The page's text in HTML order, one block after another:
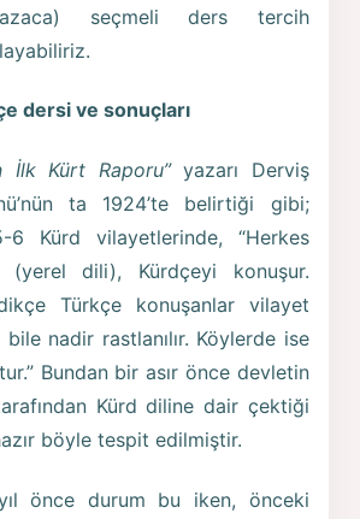
Zazaca) seçmeli ders tercih
dersi ve sonuçları
İlk Kürt Raporu”yazarı Derviş
ta 1924’te belirtiği gibi;
6 Kürd vilayetlerinde, “Herkes
(yerel dili), Kürdçeyi konuşur.
Türkçe konuşanlar vilayet
nadir rastlanılır. Köylerde ise
Bundan bir asır önce devletin
Kürd diline dair çektiği
böyle tespit edilmiştir.
önce durum bu iken, önceki